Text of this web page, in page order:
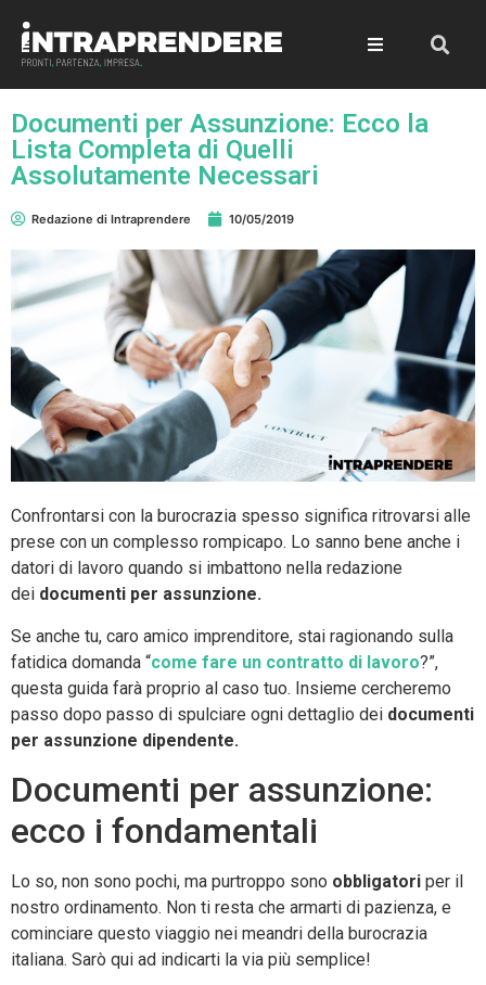
Documenti per Assunzione: Ecco la
Lista Completa di Quelli
Assolutamente Necessari
Redazione di Intraprendere 10/05/2019
Confrontarsi con la burocrazia spesso significa ritrovarsi alle
prese con un complesso rompicapo. Lo sanno bene anche i
datori di lavoro quando si imbattono nella redazione
dei documenti per assunzione.
Se anche tu, caro amico imprenditore, stai ragionando sulla
fatidica domanda “come fare un contratto di lavoro?”,
questa guida farà proprio al caso tuo. Insieme cercheremo
passo dopo passo di spulciare ogni dettaglio dei documenti
per assunzione dipendente.
Documenti per assunzione:
ecco i fondamentali
Lo so, non sono pochi, ma purtroppo sono obbligatori per il
nostro ordinamento. Non ti resta che armarti di pazienza, e
cominciare questo viaggio nei meandri della burocrazia
italiana. Sarò qui ad indicarti la via più semplice!